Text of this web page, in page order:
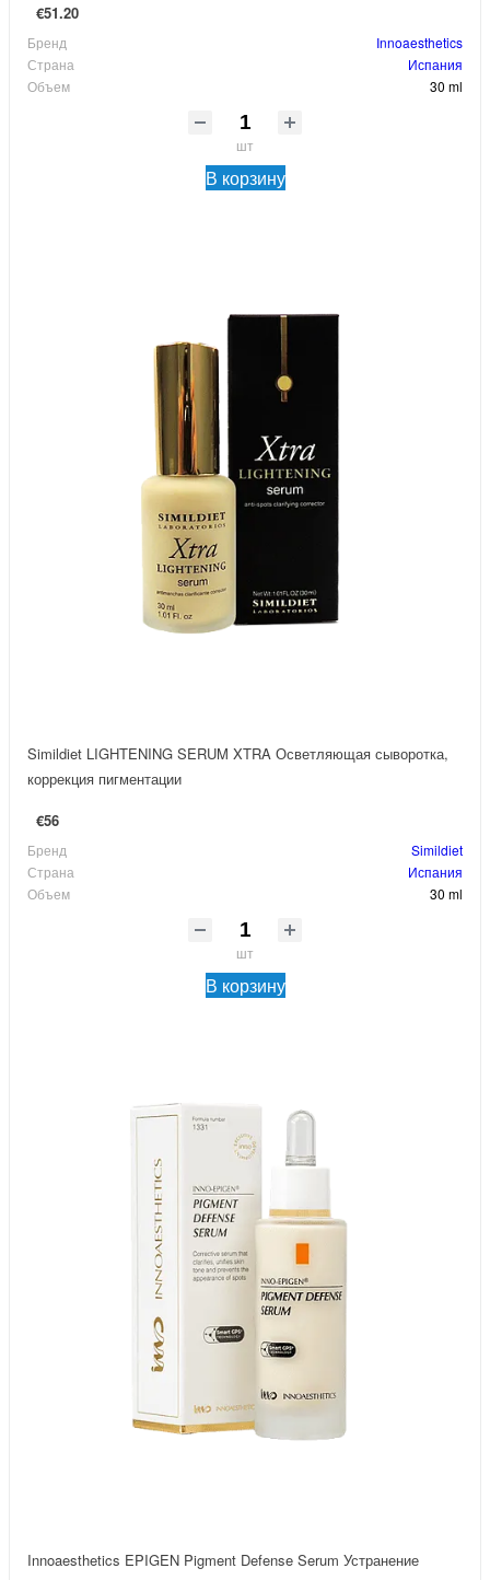
€51.20
Бренд
Innoaesthetics
Страна
Испания
Объем
30 ml
шт
В корзину
Simildiet LIGHTENING SERUM XTRA Осветляющая сыворотка,
коррекция пигментации
€56
Бренд
Simildiet
Страна
Испания
Объем
30 ml
шт
В корзину
Innoaesthetics EPIGEN Pigment Defense Serum Устранение